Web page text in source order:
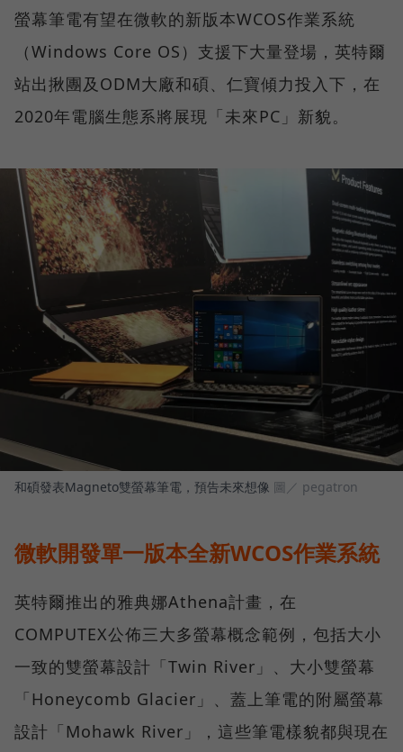
螢幕筆電有望在微軟的新版本WCOS作業系統
（Windows Core OS）支援下大量登場，英特爾
站出揪團及ODM大廠和碩、仁寶傾力投入下，在
2020年電腦生態系將展現「未來PC」新貌。
和碩發表Magneto雙螢幕筆電，預告未來想像 圖／ pegatron
微軟開發單一版本全新WCOS作業系統
英特爾推出的雅典娜Athena計畫，在
COMPUTEX公佈三大多螢幕概念範例，包括大小
一致的雙螢幕設計「Twin River」、大小雙螢幕
「Honeycomb Glacier」、蓋上筆電的附屬螢幕
設計「Mohawk River」，這些筆電樣貌都與現在